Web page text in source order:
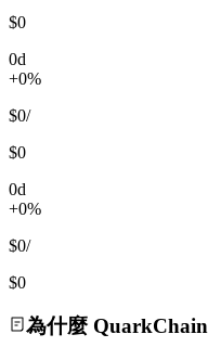
$0
0d
+0%
$0/
$0
0d
+0%
$0/
$0
為什麼